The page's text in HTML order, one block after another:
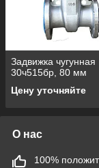
Задвижка чугунная
30ч515бр, 80 мм
Цену уточняйте
О нас
100%